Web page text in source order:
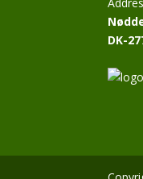
DK-